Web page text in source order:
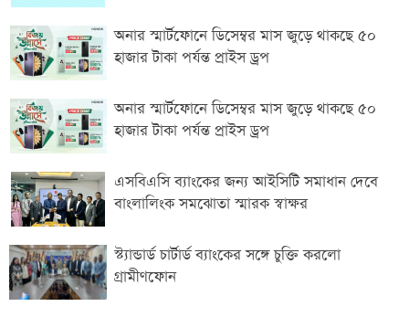
অনার স্মার্টফোনে ডিসেম্বর মাস জুড়ে থাকছে ৫০
হাজার টাকা পর্যন্ত প্রাইস ড্রপ
অনার স্মার্টফোনে ডিসেম্বর মাস জুড়ে থাকছে ৫০
হাজার টাকা পর্যন্ত প্রাইস ড্রপ
এসবিএসি ব্যাংকের জন্য আইসিটি সমাধান দেবে
বাংলালিংক সমঝোতা স্মারক স্বাক্ষর
স্ট্যান্ডার্ড চার্টার্ড ব্যাংকের সঙ্গে চুক্তি করলো
গ্রামীণফোন